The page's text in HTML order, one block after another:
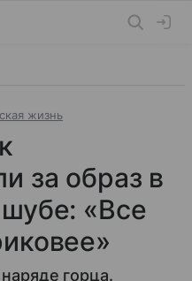
жизнь
за образ в
«Все
горца.